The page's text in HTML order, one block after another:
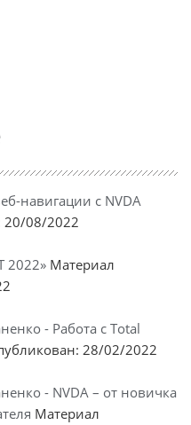
навигации с NVDA
20/08/2022
2022» Материал
- Работа с Total
28/02/2022
- NVDA – от новичка
Материал